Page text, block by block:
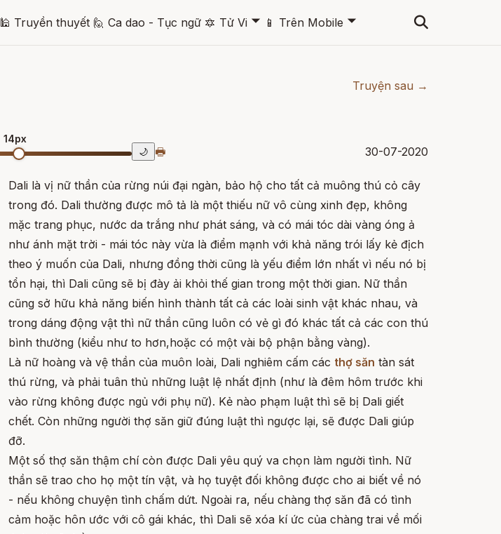
🕌 Truyền thuyết 🙋 Ca dao - Tục ngữ 🔯 Tử Vi 🞃 📱 Trên Mobile 🞃
Truyện sau →
14px
🌙 🖶 30-07-2020
Dali là vị nữ thần của rừng núi đại ngàn, bảo hộ cho tất cả muông thú cỏ cây
trong đó. Dali thường được mô tả là một thiếu nữ vô cùng xinh đẹp, không
mặc trang phục, nước da trắng như phát sáng, và có mái tóc dài vàng óng ả
như ánh mặt trời - mái tóc này vừa là điểm mạnh với khả năng trói lấy kẻ địch
theo ý muốn của Dali, nhưng đồng thời cũng là yếu điểm lớn nhất vì nếu nó bị
tổn hại, thì Dali cũng sẽ bị đày ải khỏi thế gian trong một thời gian. Nữ thần
cũng sở hữu khả năng biến hình thành tất cả các loài sinh vật khác nhau, và
trong dáng động vật thì nữ thần cũng luôn có vẻ gì đó khác tất cả các con thú
bình thường (kiểu như to hơn,hoặc có một vài bộ phận bằng vàng).
Là nữ hoàng và vệ thần của muôn loài, Dali nghiêm cấm các thợ săn tàn sát
thú rừng, và phải tuân thủ những luật lệ nhất định (như là đêm hôm trước khi
vào rừng không được ngủ với phụ nữ). Kẻ nào phạm luật thì sẽ bị Dali giết
chết. Còn những người thợ săn giữ đúng luật thì ngược lại, sẽ được Dali giúp
đỡ.
Một số thợ săn thậm chí còn được Dali yêu quý va chọn làm người tình. Nữ
thần sẽ trao cho họ một tín vật, và họ tuyệt đối không được cho ai biết về nó
- nếu không chuyện tình chấm dứt. Ngoài ra, nếu chàng thợ săn đã có tình
cảm hoặc hôn ước với cô gái khác, thì Dali sẽ xóa kí ức của chàng trai về mối